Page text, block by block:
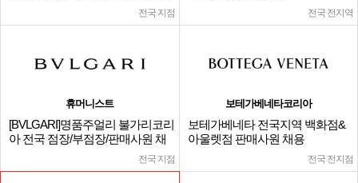
전국 지점 전국 전지역
휴머니스트
[BVLGARI]명품주얼리 불가리코리
아 전국 점장/부점장/판매사원 채
전국 지점
보테가베네타코리아
보테가베네타 전국지역 백화점&
아울렛점 판매사원 채용
전국 전지점